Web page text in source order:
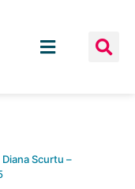
Scurtu –